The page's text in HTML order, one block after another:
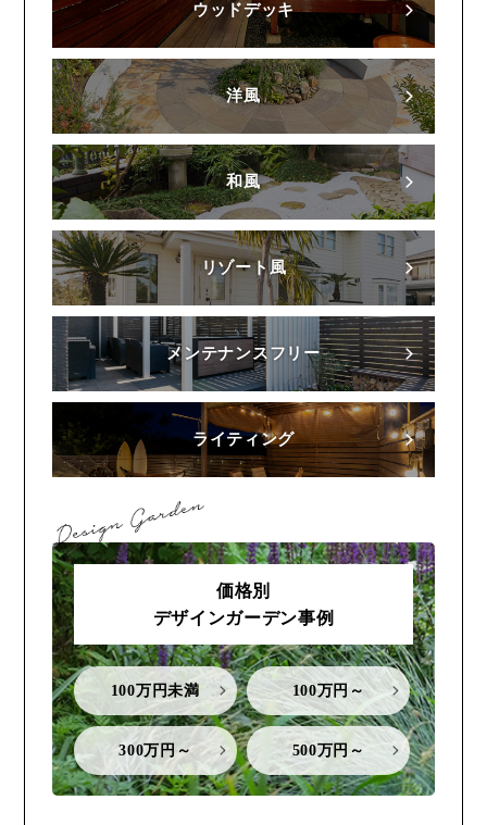
ウッドデッキ
洋風
和風
リゾート風
メンテナンスフリー
ライティング
価格別
デザインガーデン事例
100万円未満 100万円～
300万円～ 500万円～